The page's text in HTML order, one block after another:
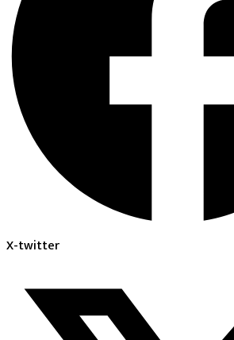
X-twitter